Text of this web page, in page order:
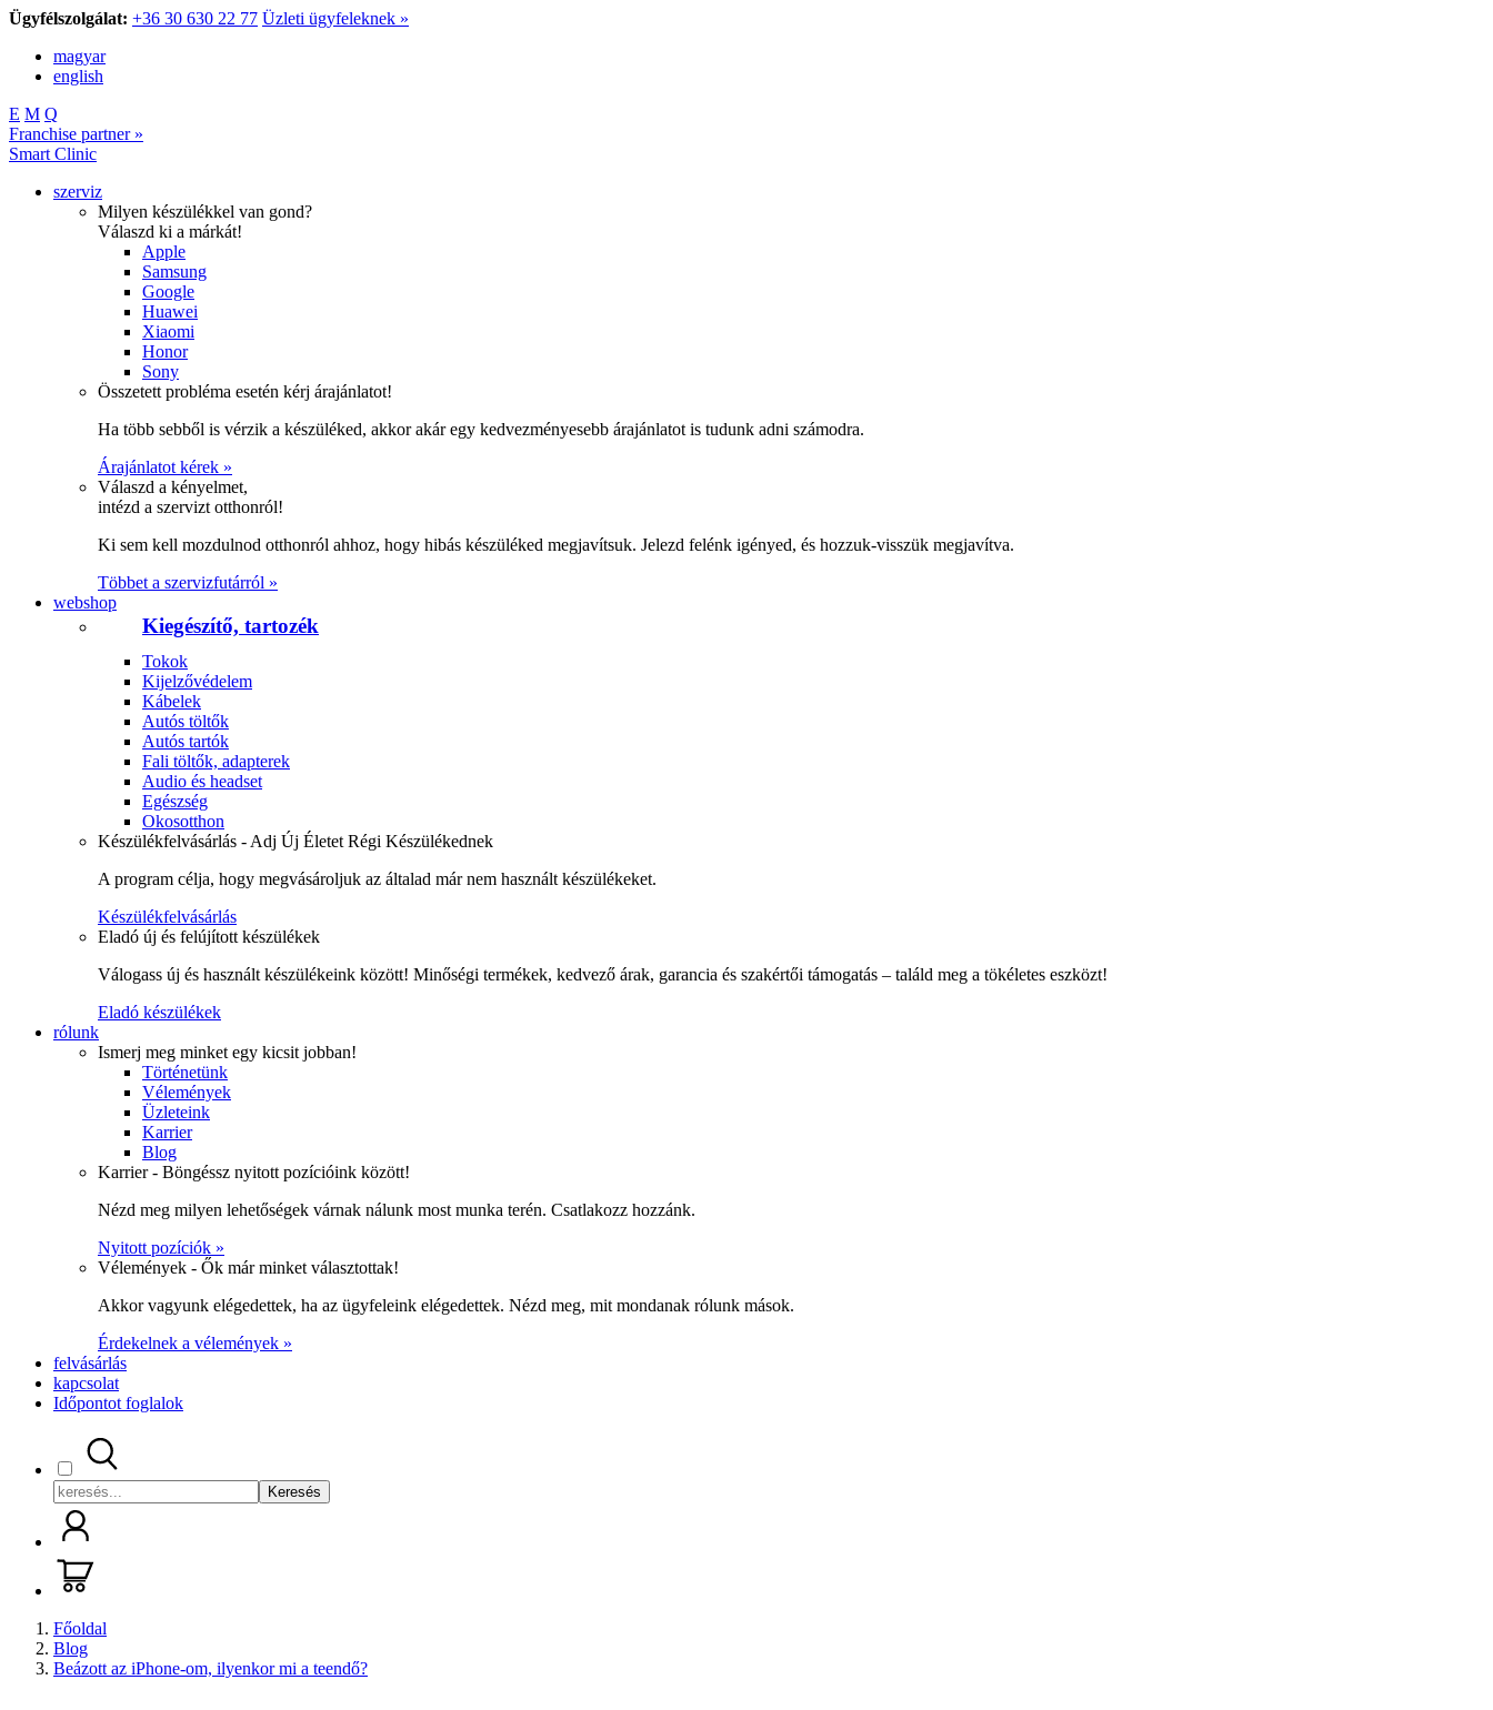
Ügyfélszolgálat: +36 30 630 22 77 Üzleti ügyfeleknek »
magyar
english
E M Q
Franchise partner »
Smart Clinic
szerviz
Milyen készülékkel van gond?
Válaszd ki a márkát!
Apple
Samsung
Google
Huawei
Xiaomi
Honor
Sony
Összetett probléma esetén kérj árajánlatot!
Ha több sebből is vérzik a készüléked, akkor akár egy kedvezményesebb árajánlatot is tudunk adni számodra.
Árajánlatot kérek »
Válaszd a kényelmet,
intézd a szervizt otthonról!
Ki sem kell mozdulnod otthonról ahhoz, hogy hibás készüléked megjavítsuk. Jelezd felénk igényed, és hozzuk-visszük megjavítva.
Többet a szervizfutárról »
webshop
Kiegészítő, tartozék
Tokok
Kijelzővédelem
Kábelek
Autós töltők
Autós tartók
Fali töltők, adapterek
Audio és headset
Egészség
Okosotthon
Készülékfelvásárlás - Adj Új Életet Régi Készülékednek
A program célja, hogy megvásároljuk az általad már nem használt készülékeket.
Készülékfelvásárlás
Eladó új és felújított készülékek
Válogass új és használt készülékeink között! Minőségi termékek, kedvező árak, garancia és szakértői támogatás – találd meg a tökéletes eszközt!
Eladó készülékek
rólunk
Ismerj meg minket egy kicsit jobban!
Történetünk
Vélemények
Üzleteink
Karrier
Blog
Karrier - Böngéssz nyitott pozícióink között!
Nézd meg milyen lehetőségek várnak nálunk most munka terén. Csatlakozz hozzánk.
Nyitott pozíciók »
Vélemények - Ők már minket választottak!
Akkor vagyunk elégedettek, ha az ügyfeleink elégedettek. Nézd meg, mit mondanak rólunk mások.
Érdekelnek a vélemények »
felvásárlás
kapcsolat
Időpontot foglalok
Keresés
Főoldal
Blog
Beázott az iPhone-om, ilyenkor mi a teendő?